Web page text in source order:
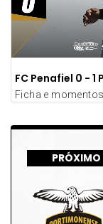
FC Penafiel 0 -
Ficha e